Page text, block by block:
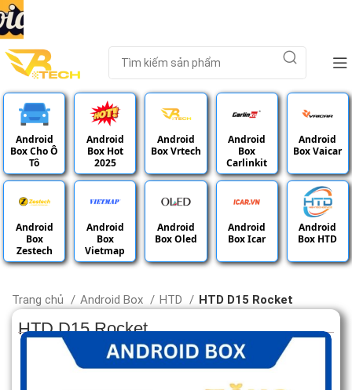
Android
Box Cho Ô
Tô
Android
Box Hot
2025
Android
Box Vrtech
Android
Box
Carlinkit
Android
Box Vaicar
Android
Box
Zestech
Android
Box
Vietmap
Android
Box Oled
Android
Box Icar
Android
Box HTD
Trang chủ Android Box HTD HTD D15 Rocket
HTD D15 Rocket